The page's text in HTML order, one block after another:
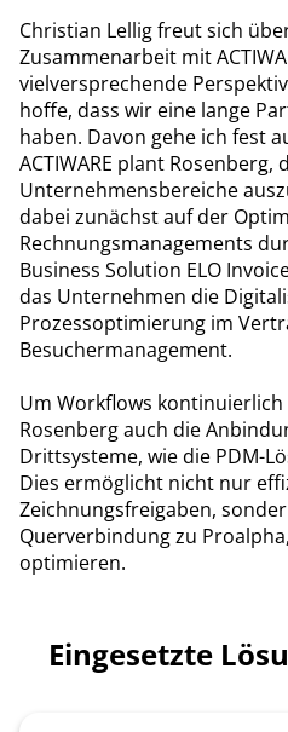
Christian Lellig freut sich
Zusammenarbeit mit
vielversprechende
hoffe, dass wir eine lange
haben. Davon gehe ich fest
ACTIWARE plant Rosenberg,
Unternehmensbereiche
dabei zunächst auf der
Rechnungsmanagements
Business Solution ELO
das Unternehmen die
Prozessoptimierung im
Besuchermanagement.
Um Workflows
Rosenberg auch die
Drittsysteme, wie die PDM-
Dies ermöglicht nicht nur
Zeichnungsfreigaben,
Querverbindung zu
optimieren.
Eingesetzte